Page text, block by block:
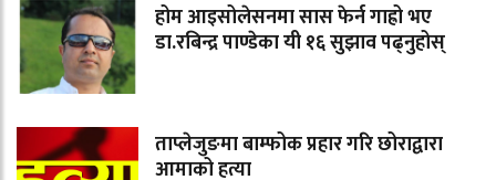
होम आइसोलेसनमा सास फेर्न गाह्रो भए
डा.रबिन्द्र पाण्डेका यी १६ सुझाव पढ्नुहोस्
ताप्लेजुङमा बाम्फोक प्रहार गरि छोराद्वारा
आमाको हत्या